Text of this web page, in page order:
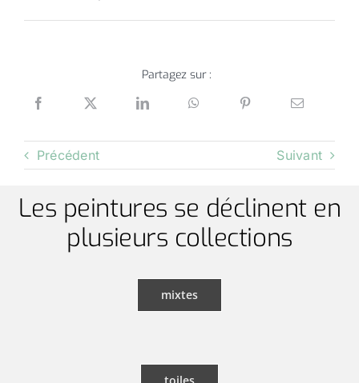
Partagez sur :
Précédent Suivant
Les peintures se déclinent en
plusieurs collections
mixtes